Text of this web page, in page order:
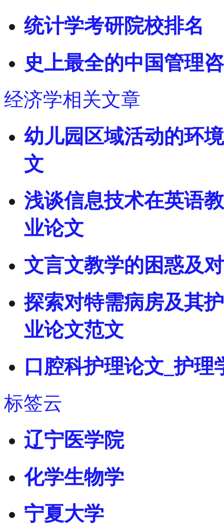
统计学考研院校排名
史上最全的中国管理
经济学相关文章
幼儿园区域活动的环
文
浅谈信息技术在英语
业论文
文言文教学的困惑及
探索对特需病房及其
业论文范文
口腔科护理论文_护理
标签云
辽宁医学院
化学生物学
宁夏大学